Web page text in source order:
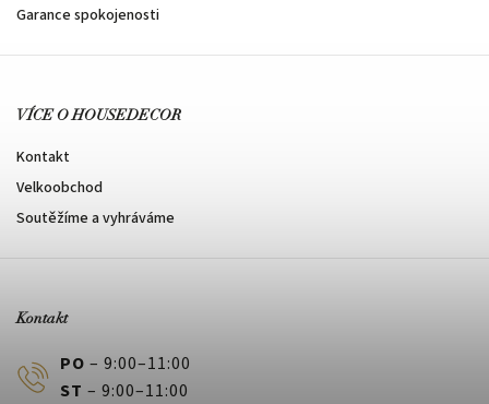
Garance spokojenosti
VÍCE O HOUSEDECOR
Kontakt
Velkoobchod
Soutěžíme a vyhráváme
Kontakt
PO – 9:00–11:00
ST – 9:00–11:00